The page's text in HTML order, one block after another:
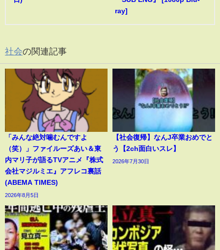
ray]
社会の関連記事
「みんな絶対噛むんですよ
（笑）」ファイルーズあい＆東
内マリ子が語るTVアニメ『株式
会社マジルミエ』アフレコ裏話
(ABEMA TIMES)
2026年8月5日
【社会復帰】なんJ卒業おめでと
う【2ch面白いスレ】
2026年7月30日